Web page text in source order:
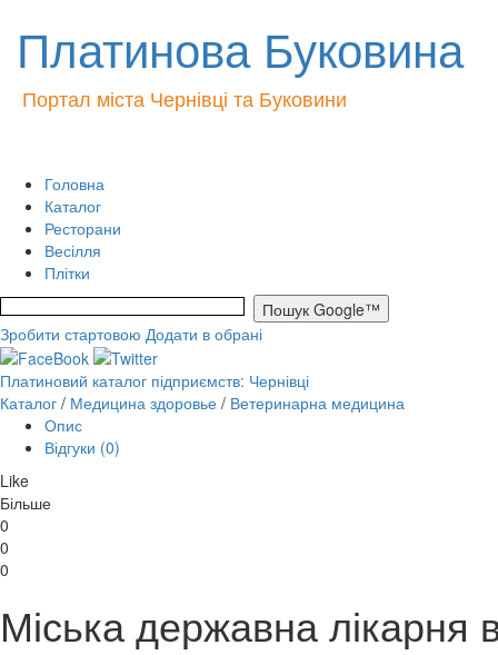
Платинова Буковина
Портал міста Чернівці та Буковини
Головна
Каталог
Ресторани
Весілля
Плітки
Зробити стартовою Додати в обрані
Платиновий каталог підприємств: Чернівці
Каталог / Медицина здоровье / Ветеринарна медицина
Опис
Відгуки (0)
Like
Більше
0
0
0
Міська державна лікарня